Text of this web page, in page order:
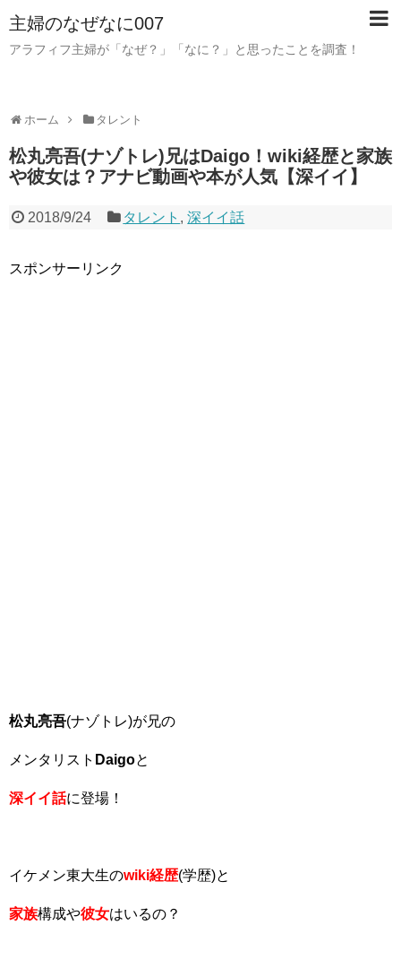
主婦のなぜなに007
アラフィフ主婦が「なぜ？」「なに？」と思ったことを調査！
ホーム タレント
松丸亮吾(ナゾトレ)兄はDaigo！wiki経歴と家族
や彼女は？アナビ動画や本が人気【深イイ】
2018/9/24 タレント ,深イイ話
スポンサーリンク
松丸亮吾(ナゾトレ)が兄の
メンタリスト Daigoと
深イイ話に登場！
イケメン東大生のwiki経歴(学歴)と
家族構成や彼女はいるの？